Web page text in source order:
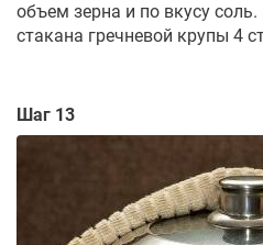
объем зерна и по вкусу
стакана гречневой крупы 4
Шаг 13